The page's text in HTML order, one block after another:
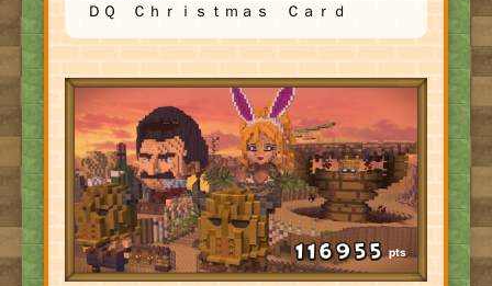
ＤＱ Ｃｈｒｉｓｔｍａｓ Ｃａｒｄ
pts